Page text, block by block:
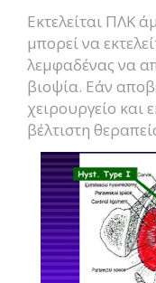
Εκτελείται ΠΛΚ
μπορεί να
λεμφαδένας να
βιοψία. Εάν
χειρουργείο και
βέλτιστη